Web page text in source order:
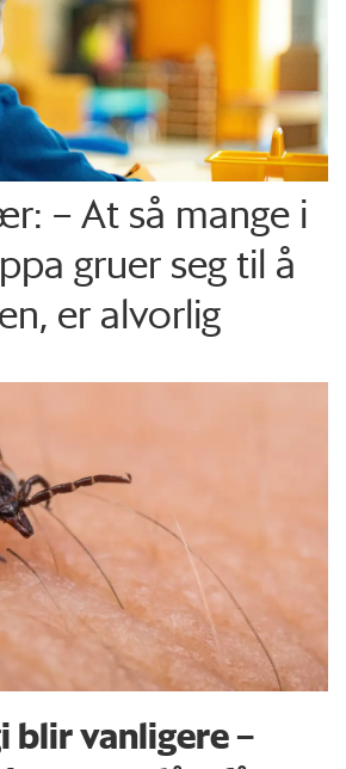
– At så mange i
gruer seg til å
er alvorlig
blir vanligere –